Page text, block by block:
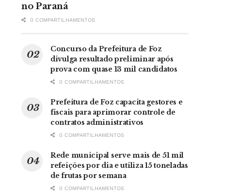
no Paraná
0 COMPARTILHAMENTOS
Concurso da Prefeitura de Foz
divulga resultado preliminar após
prova com quase 13 mil candidatos
0 COMPARTILHAMENTOS
Prefeitura de Foz capacita gestores e
fiscais para aprimorar controle de
contratos administrativos
0 COMPARTILHAMENTOS
Rede municipal serve mais de 51 mil
refeições por dia e utiliza 15 toneladas
de frutas por semana
0 COMPARTILHAMENTOS